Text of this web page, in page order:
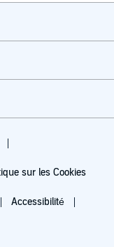
sur les Cookies
Accessibilité